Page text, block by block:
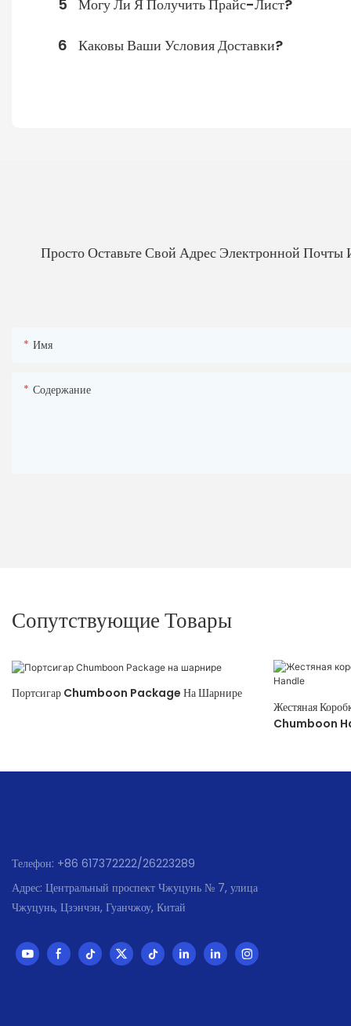
5 Могу Ли Я Получить Прайс-Лист?
6 Каковы Ваши Условия Доставки?
Просто Оставьте Свой Адрес Электронной
Имя
Содержание
Сопутствующие Товары
Портсигар Chumboon Package На Шарнире
Жестяная
Chumboon
Телефон: +86 617372222/26223289
Адрес: Центральный проспект Чжуцунь № 7, улица
Чжуцунь, Цзэнчэн, Гуанчжоу, Китай